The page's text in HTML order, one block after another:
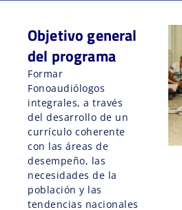
Objetivo general
del programa
Formar
Fonoaudiólogos
integrales, a través
del desarrollo de un
currículo coherente
con las áreas de
desempeño, las
necesidades de la
población y las
tendencias nacionales